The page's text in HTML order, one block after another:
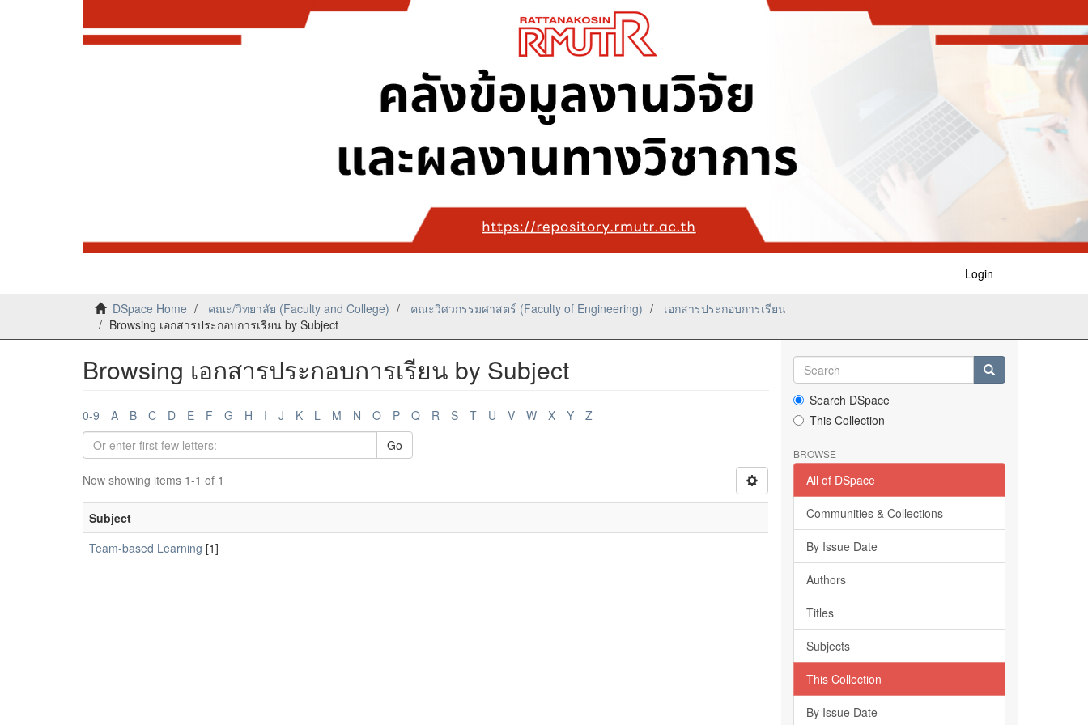
Login
DSpace Home คณะ/วิทยาลัย (Faculty and College) คณะวิศวกรรมศาสตร์ (Faculty of Engineering)
เอกสารประกอบการเรียน
Browsing เอกสารประกอบการเรียน by Subject
Browsing เอกสารประกอบการเรียน by Subject
0-9 A B C D E F G H I J K L M N O P Q R S T U V W X Y
Z
Go
Now showing items 1-1 of 1
Subject
Team-based Learning [1]
Search DSpace
This Collection
BROWSE
All of DSpace
Communities & Collections
By Issue Date
Authors
Titles
Subjects
This Collection
By Issue Date